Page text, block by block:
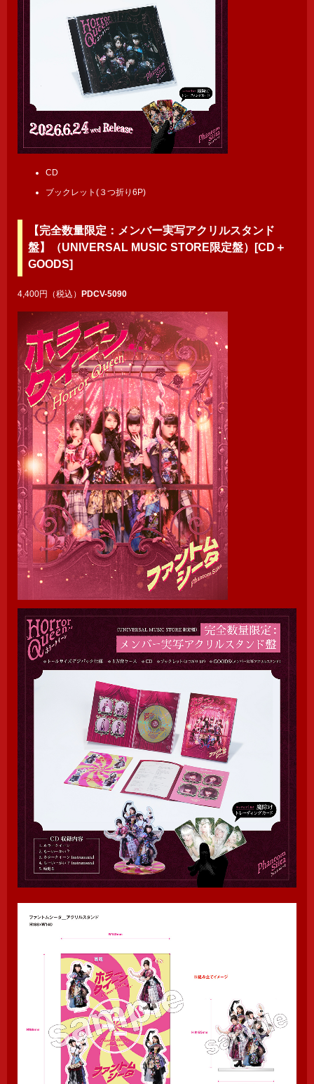
CD
ブックレット(３つ折り6P)
【完全数量限定：メンバー実写アクリルスタンド
盤】（UNIVERSAL MUSIC STORE限定盤）[CD＋
GOODS]
4,400円（税込） PDCV-5090